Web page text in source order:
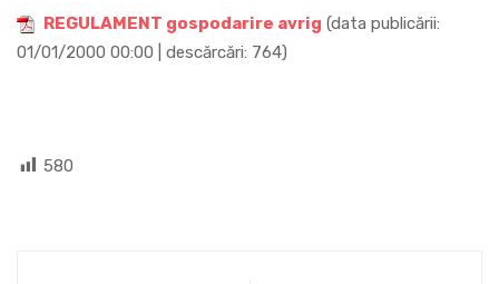
REGULAMENT gospodarire avrig (data publicării:
01/01/2000 00:00 | descărcări: 764)
580